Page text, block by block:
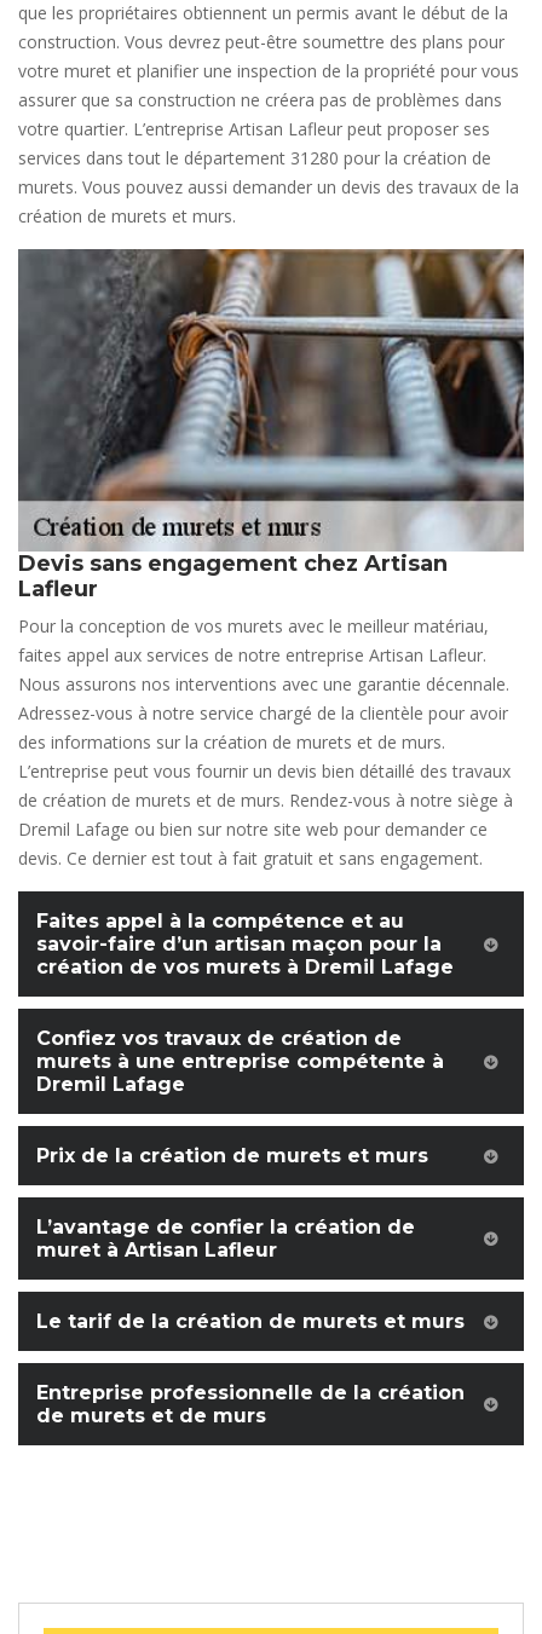
que les propriétaires obtiennent un permis avant le début de la
construction. Vous devrez peut-être soumettre des plans pour
votre muret et planifier une inspection de la propriété pour vous
assurer que sa construction ne créera pas de problèmes dans
votre quartier. L’entreprise Artisan Lafleur peut proposer ses
services dans tout le département 31280 pour la création de
murets. Vous pouvez aussi demander un devis des travaux de la
création de murets et murs.
Devis sans engagement chez Artisan
Lafleur
Pour la conception de vos murets avec le meilleur matériau,
faites appel aux services de notre entreprise Artisan Lafleur.
Nous assurons nos interventions avec une garantie décennale.
Adressez-vous à notre service chargé de la clientèle pour avoir
des informations sur la création de murets et de murs.
L’entreprise peut vous fournir un devis bien détaillé des travaux
de création de murets et de murs. Rendez-vous à notre siège à
Dremil Lafage ou bien sur notre site web pour demander ce
devis. Ce dernier est tout à fait gratuit et sans engagement.
Faites appel à la compétence et au
savoir-faire d’un artisan maçon pour la
création de vos murets à Dremil Lafage
Confiez vos travaux de création de
murets à une entreprise compétente à
Dremil Lafage
Prix de la création de murets et murs
L’avantage de confier la création de
muret à Artisan Lafleur
Le tarif de la création de murets et murs
Entreprise professionnelle de la création
de murets et de murs